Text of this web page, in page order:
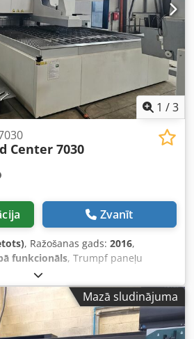
1 /3
Center 7030
Zvanīt
, Ražošanas gads: 2016,
funkcionāls, Trumpf paneļu
gads 2016, uzstādīta 2017.
aprīkota ar visām opcijām,
leņķa sistēmu un Tec Zone
pieejama nekavējoties.
Mazā sludinājuma